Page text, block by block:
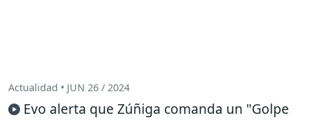
Actualidad • JUN 26 / 2024
Evo alerta que Zúñiga comanda un "Golpe